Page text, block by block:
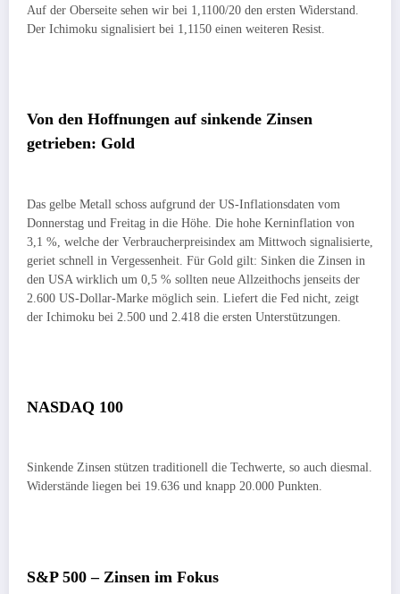
Auf der Oberseite sehen wir bei 1,1100/20 den ersten Widerstand.
Der Ichimoku signalisiert bei 1,1150 einen weiteren Resist.
Von den Hoffnungen auf sinkende Zinsen
getrieben: Gold
Das gelbe Metall schoss aufgrund der US-Inflationsdaten vom
Donnerstag und Freitag in die Höhe. Die hohe Kerninflation von
3,1 %, welche der Verbraucherpreisindex am Mittwoch signalisierte,
geriet schnell in Vergessenheit. Für Gold gilt: Sinken die Zinsen in
den USA wirklich um 0,5 % sollten neue Allzeithochs jenseits der
2.600 US-Dollar-Marke möglich sein. Liefert die Fed nicht, zeigt
der Ichimoku bei 2.500 und 2.418 die ersten Unterstützungen.
NASDAQ 100
Sinkende Zinsen stützen traditionell die Techwerte, so auch diesmal.
Widerstände liegen bei 19.636 und knapp 20.000 Punkten.
S&P 500 – Zinsen im Fokus